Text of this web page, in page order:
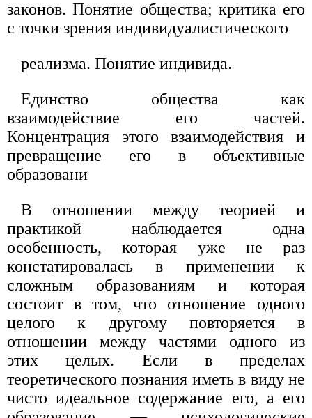
законов. Понятие общества; критика его
с точки зрения индивидуалистического
реализма. Понятие индивида.
Единство общества как
взаимодействие его частей.
Концентрация этого взаимодействия и
превращение его в объективные
образовани
В отношении между теорией и
практикой наблюдается одна
особенность, которая уже не раз
констатировалась в применении к
сложным образованиям и которая
состоит в том, что отношение одного
целого к другому повторяется в
отношении между частями одного из
этих целых. Если в пределах
теоретического познания иметь в виду не
чисто идеальное содержание его, а его